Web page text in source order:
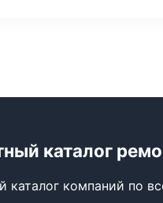
каталог
каталог компаний по